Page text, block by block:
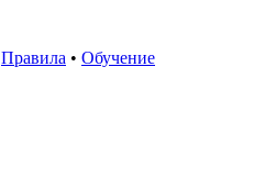
Правила • Обучение